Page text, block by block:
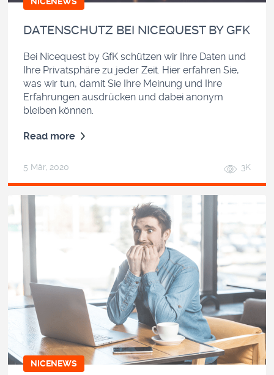
DATENSCHUTZ BEI NICEQUEST BY GFK
Bei Nicequest by GfK schützen wir Ihre Daten und
Ihre Privatsphäre zu jeder Zeit. Hier erfahren Sie,
was wir tun, damit Sie Ihre Meinung und Ihre
Erfahrungen ausdrücken und dabei anonym
bleiben können.
Read more
5 Mär, 2020 3K
NICENEWS